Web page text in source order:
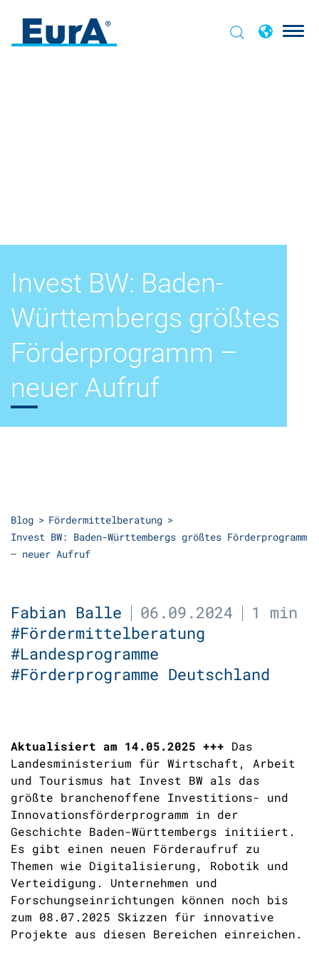
Invest BW: Baden-
Württem­bergs größtes
Förder­programm –
neuer Aufruf
Blog
Fördermittelberatung
Invest BW: Baden-Württem­bergs größtes Förder­programm
– neuer Aufruf
Fabian Balle 06.09.2024
1 min
#Fördermittelberatung
#Landesprogramme
#Förderprogramme Deutschland
Aktualisiert am 14.05.2025 +++ Das
Landesministerium für Wirtschaft, Arbeit
und Tourismus hat Invest BW als das
größte branchenoffene Investitions- und
Innovationsförderprogramm in der
Geschichte Baden-Württembergs initiiert.
Es gibt einen neuen Förderaufruf zu
Themen wie Digitalisierung, Robotik und
Verteidigung. Unternehmen und
Forschungseinrichtungen können noch bis
zum 08.07.2025 Skizzen für innovative
Projekte aus diesen Bereichen einreichen.